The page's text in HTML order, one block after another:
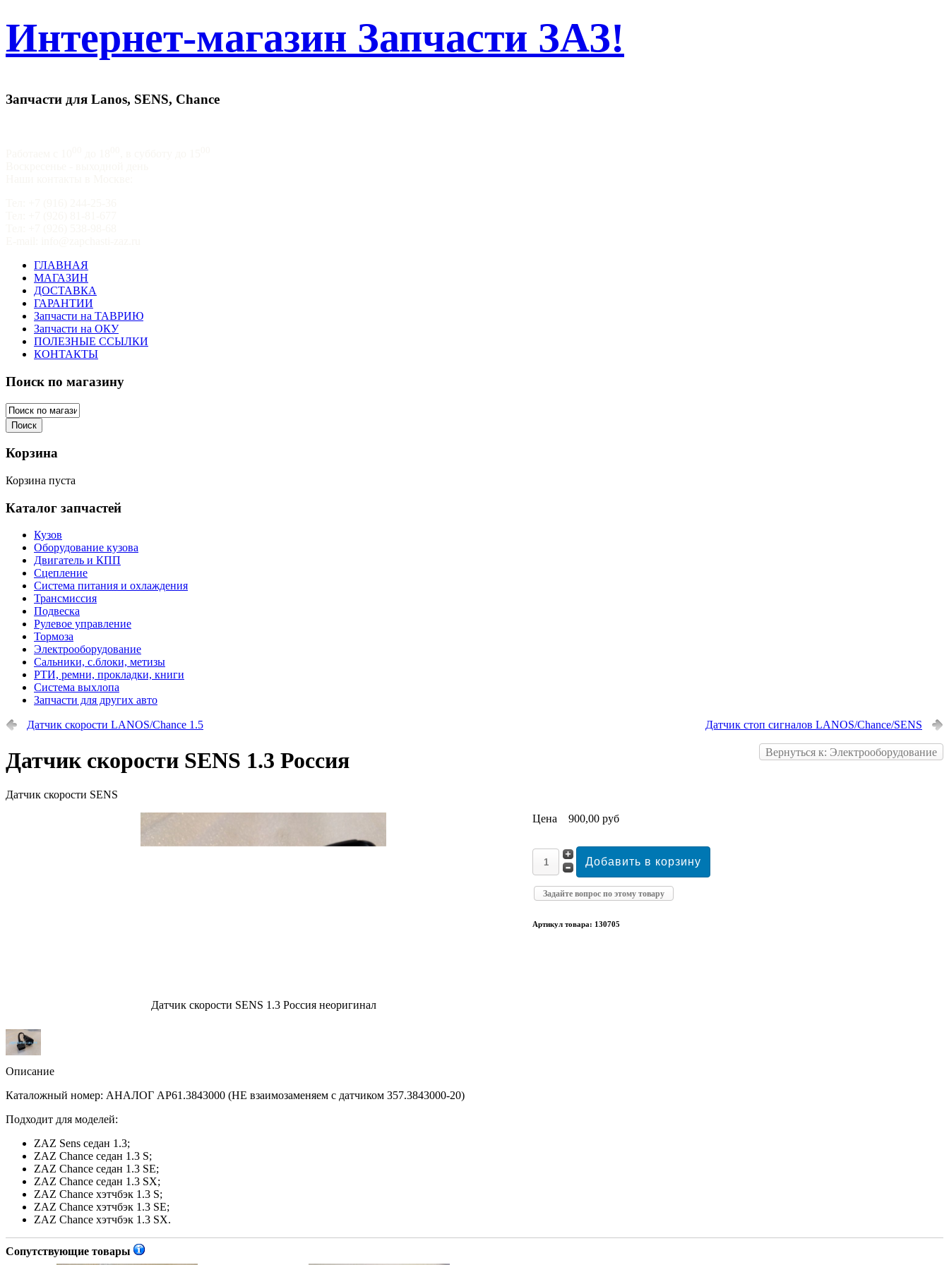
Интернет-магазин Запчасти ЗАЗ!
Запчасти для Lanos, SENS, Chance
ГЛАВНАЯ
МАГАЗИН
ДОСТАВКА
ГАРАНТИИ
Запчасти на ТАВРИЮ
Запчасти на ОКУ
ПОЛЕЗНЫЕ ССЫЛКИ
КОНТАКТЫ
Поиск по магазину
Корзина
Корзина пуста
Каталог запчастей
Кузов
Оборудование кузова
Двигатель и КПП
Сцепление
Система питания и охлаждения
Трансмиссия
Подвеска
Рулевое управление
Тормоза
Электрооборудование
Сальники, с.блоки, метизы
РТИ, ремни, прокладки, книги
Система выхлопа
Запчасти для других авто
Датчик скорости LANOS/Chance 1.5 Датчик стоп сигналов LANOS/Chance/SENS
Вернуться к: Электрооборудование
Датчик скорости SENS 1.3 Россия
Датчик скорости SENS
Датчик скорости SENS 1.3 Россия неоригинал
Цена 900,00 руб
Задайте вопрос по этому товару
Артикул товара: 130705
Описание
Каталожный номер: АНАЛОГ АР61.3843000 (НЕ взаимозаменяем с датчиком 357.3843000-20)
Подходит для моделей:
ZAZ Sens седан 1.3;
ZAZ Chance седан 1.3 S;
ZAZ Chance седан 1.3 SE;
ZAZ Chance седан 1.3 SX;
ZAZ Chance хэтчбэк 1.3 S;
ZAZ Chance хэтчбэк 1.3 SE;
ZAZ Chance хэтчбэк 1.3 SX.
Сопутствующие товары